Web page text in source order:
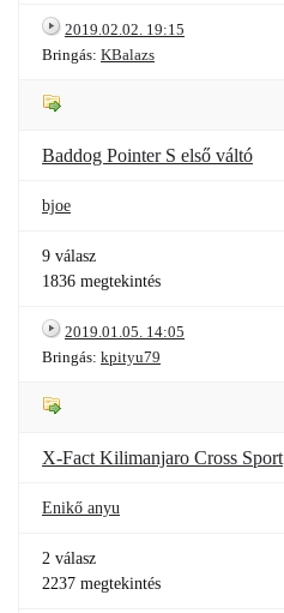
2019.02.02. 19:15
Bringás: KBalazs
Baddog Pointer S első váltó
bjoe
9 válasz
1836 megtekintés
2019.01.05. 14:05
Bringás: kpityu79
X-Fact Kilimanjaro Cross Sport
Enikő anyu
2 válasz
2237 megtekintés